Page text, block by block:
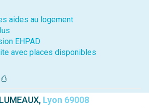
aides au logement
EHPAD
avec places disponibles
⎙
Lyon 69008